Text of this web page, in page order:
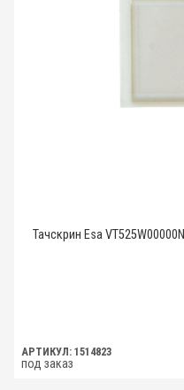
Тачскрин Esa VT525W00000N
АРТИКУЛ: 1514823
под заказ